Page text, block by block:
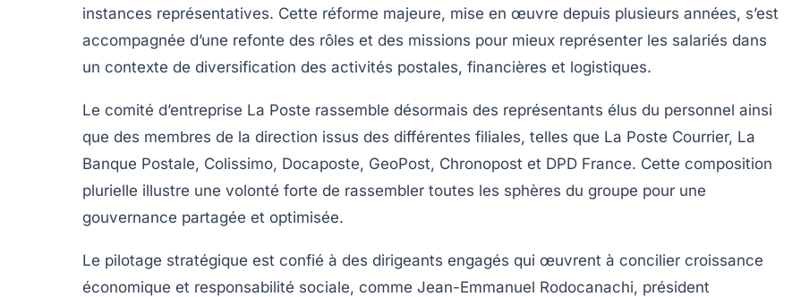
instances représentatives. Cette réforme majeure, mise en œuvre depuis plusieurs années, s’est
accompagnée d’une refonte des rôles et des missions pour mieux représenter les salariés dans
un contexte de diversification des activités postales, financières et logistiques.
Le comité d’entreprise La Poste rassemble désormais des représentants élus du personnel ainsi
que des membres de la direction issus des différentes filiales, telles que La Poste Courrier, La
Banque Postale, Colissimo, Docaposte, GeoPost, Chronopost et DPD France. Cette composition
plurielle illustre une volonté forte de rassembler toutes les sphères du groupe pour une
gouvernance partagée et optimisée.
Le pilotage stratégique est confié à des dirigeants engagés qui œuvrent à concilier croissance
économique et responsabilité sociale, comme Jean-Emmanuel Rodocanachi, président